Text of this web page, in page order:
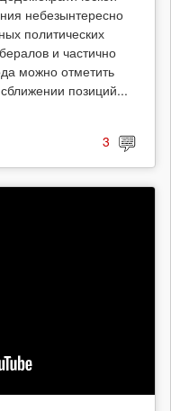
небезынтересно
политических
и частично
можно отметить
позиций...
3